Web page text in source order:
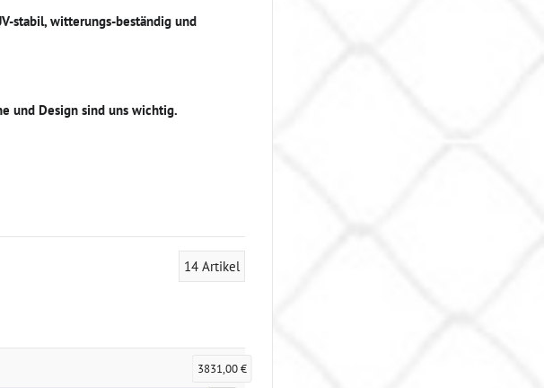
stabil, witterungs-beständig und
und Design sind uns wichtig.
14 Artikel
3831,00 €